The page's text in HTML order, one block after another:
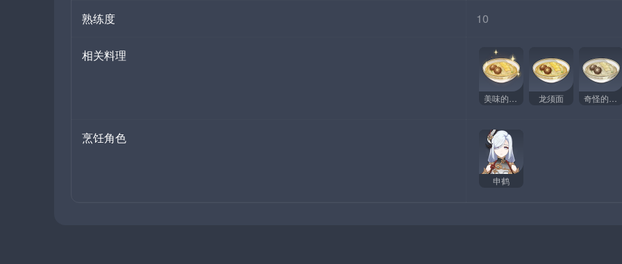
熟练度 10
相关料理
龙须面
烹饪角色
申鹤